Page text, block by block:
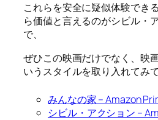
これらを安全に疑似体験でき
ら価値と言えるのがシビル・
で、
ぜひこの映画だけでなく、映
いうスタイルを取り入れてみ
みんなの家 – Amazon
シビル・アクション –